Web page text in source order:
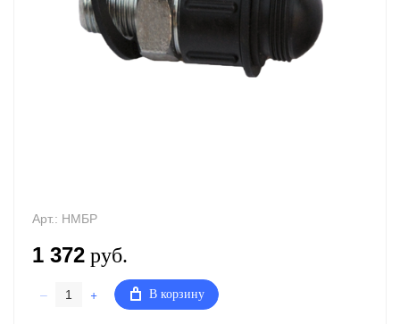
Арт.: НМБР
1 372 руб.
– + В корзину